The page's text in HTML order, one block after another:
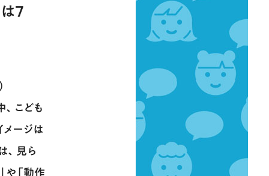
７
こども
メージは
、見ら
や「動作